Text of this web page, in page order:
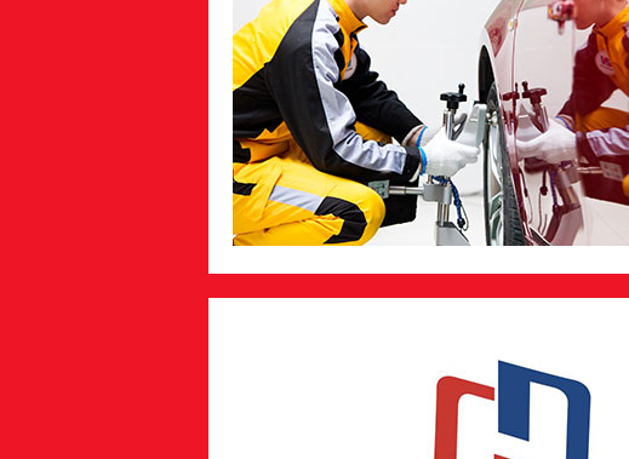
周航
版纳 奔宝奥诊断与维修工程师
崔云
宣威 奔宝奥诊断与维修工程师
汪思楠
楚雄 奔宝奥诊断与维修工程师
何文昌
大理 汽车智能检测与运营
莫林海
文山 汽车智能检测与运营
5G智能网联汽车技术
5G智能网联汽车技术